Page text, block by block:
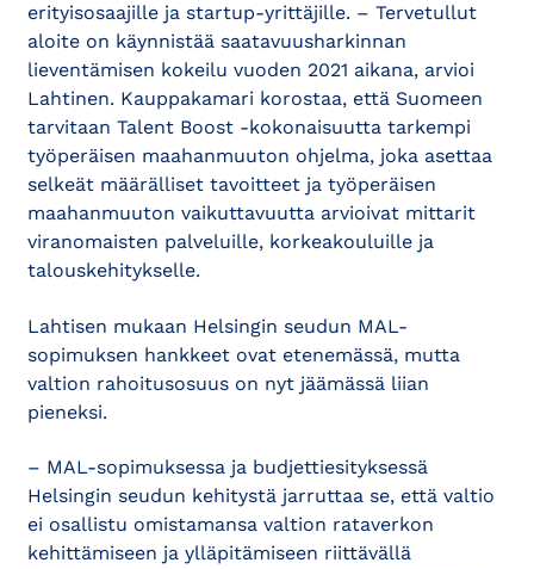
erityisosaajille ja startup-yrittäjille. – Tervetullut
aloite on käynnistää saatavuusharkinnan
lieventämisen kokeilu vuoden 2021 aikana, arvioi
Lahtinen. Kauppakamari korostaa, että Suomeen
tarvitaan Talent Boost -kokonaisuutta tarkempi
työperäisen maahanmuuton ohjelma, joka asettaa
selkeät määrälliset tavoitteet ja työperäisen
maahanmuuton vaikuttavuutta arvioivat mittarit
viranomaisten palveluille, korkeakouluille ja
talouskehitykselle.
Lahtisen mukaan Helsingin seudun MAL-
sopimuksen hankkeet ovat etenemässä, mutta
valtion rahoitusosuus on nyt jäämässä liian
pieneksi.
– MAL-sopimuksessa ja budjettiesityksessä
Helsingin seudun kehitystä jarruttaa se, että valtio
ei osallistu omistamansa valtion rataverkon
kehittämiseen ja ylläpitämiseen riittävällä